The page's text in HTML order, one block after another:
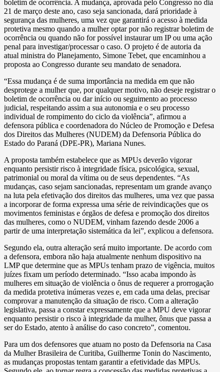
boletim de ocorrência. A mudança, aprovada pelo Congresso no dia
21 de março deste ano, caso seja sancionada, dará prioridade à
segurança das mulheres, uma vez que garantirá o acesso à medida
protetiva mesmo quando a mulher optar por não registrar boletim de
ocorrência ou quando não for possível instaurar um IP ou uma ação
penal para investigar/processar o caso. O projeto é de autoria da
atual ministra do Planejamento, Simone Tebet, que encaminhou a
proposta ao Congresso durante seu mandato de senadora.
“Essa mudança é de suma importância na medida em que não
desprotege a mulher que, por qualquer motivo, não deseje registrar o
boletim de ocorrência ou dar início ou seguimento ao processo
judicial, respeitando assim a sua autonomia e o seu processo
individual de rompimento do ciclo da violência”, afirmou a
defensora pública e coordenadora do Núcleo de Promoção e Defesa
dos Direitos das Mulheres (NUDEM) da Defensoria Pública do
Estado do Paraná (DPE-PR), Mariana Nunes.
A proposta também estabelece que as MPUs deverão vigorar
enquanto persistir risco à integridade física, psicológica, sexual,
patrimonial ou moral da vítima ou de seus dependentes. “As
mudanças, caso sejam sancionadas, representam um grande avanço
na luta pela efetivação dos direitos das mulheres, uma vez que passa
a incorporar de forma expressa uma série de reivindicações que os
movimentos feministas e órgãos de defesa e promoção dos direitos
das mulheres, como o NUDEM, vinham fazendo desde 2006 a
partir de uma interpretação sistemática da lei”, explicou a defensora.
Segundo ela, outra alteração será muito importante. De acordo com
a defensora, embora não haja atualmente nenhum dispositivo na
LMP que determine que as MPUs tenham prazo de vigência, muitos
juízes fixam um período determinado. “Isso acaba impondo às
mulheres em situação de violência o ônus de requerer a prorrogação
da medida protetiva inúmeras vezes e, em cada uma delas, precisar
comprovar a manutenção da situação de risco. Com a alteração
legislativa, passa a constar expressamente que a MPU deve vigorar
enquanto persistir o risco à integridade da mulher, ônus que passa a
ser do Estado, atento à análise do caso concreto”, comentou.
Para um dos defensores que atuam no posto da Defensoria na Casa
da Mulher Brasileira de Curitiba, Guilherme Tonin do Nascimento,
as mudanças propostas tentam garantir a efetividade das MPUs.